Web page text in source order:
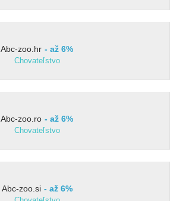
Abc-zoo.hr až 6%
Chovateľstvo
Abc-zoo.ro až 6%
Chovateľstvo
Abc-zoo.si až 6%